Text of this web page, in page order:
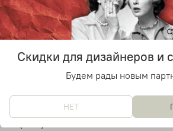
light.sales@light-showroom.ru
Скидки для дизайнеров и
Будем рады новым
НЕТ